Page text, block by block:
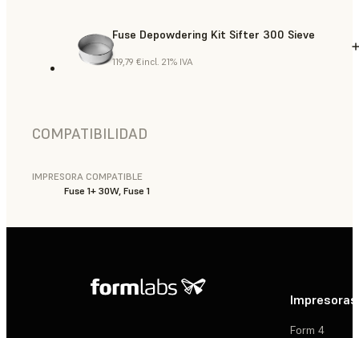
Fuse Depowdering Kit Sifter 300 Sieve
119,79 €incl. 21% IVA
COMPATIBILIDAD
IMPRESORA COMPATIBLE
Fuse 1+ 30W, Fuse 1
Impresoras
Form 4